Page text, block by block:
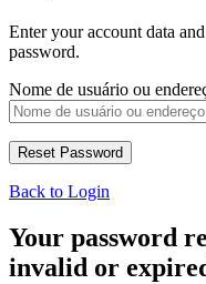
Enter your account data
password.
Nome de usuário ou
Back to Login
Your password
invalid or